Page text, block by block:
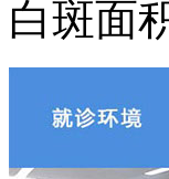
白斑面